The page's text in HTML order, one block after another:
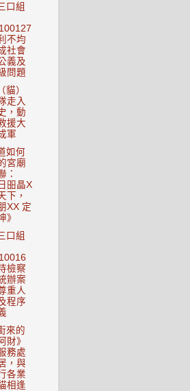
口組
不均
社會
義及
問題
貓）
走入
，動
援大
軍
如何
宮廟
：
昍晶X
下，
XX 定
》
口組
檢察
辦案
重人
程序
來的
財》
務處
，與
各業
相逢